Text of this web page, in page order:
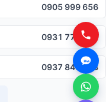
0905 999 656
0931 777 527
0937 845 333